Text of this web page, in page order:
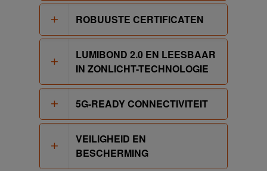
ROBUUSTE CERTIFICATEN
LUMIBOND 2.0 EN LEESBAAR
IN ZONLICHT-TECHNOLOGIE
5G-READY CONNECTIVITEIT
VEILIGHEID EN
BESCHERMING